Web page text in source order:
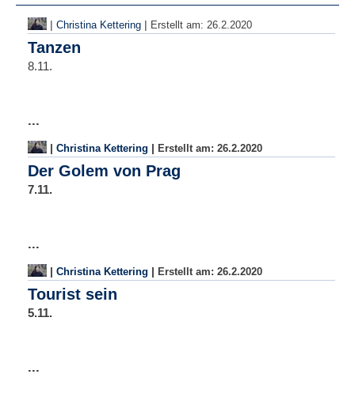
| Christina Kettering | Erstellt am: 26.2.2020
Tanzen
8.11.
...
| Christina Kettering | Erstellt am: 26.2.2020
Der Golem von Prag
7.11.
...
| Christina Kettering | Erstellt am: 26.2.2020
Tourist sein
5.11.
...